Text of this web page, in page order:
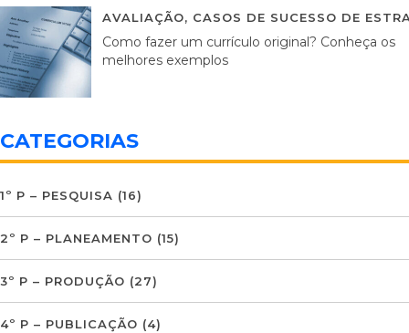
AVALIAÇÃO, CASOS DE SUCESSO DE
Como fazer um currículo original? Conheça os
melhores exemplos
CATEGORIAS
1º P – PESQUISA (16)
2º P – PLANEAMENTO (15)
3º P – PRODUÇÃO (27)
4º P – PUBLICAÇÃO (4)